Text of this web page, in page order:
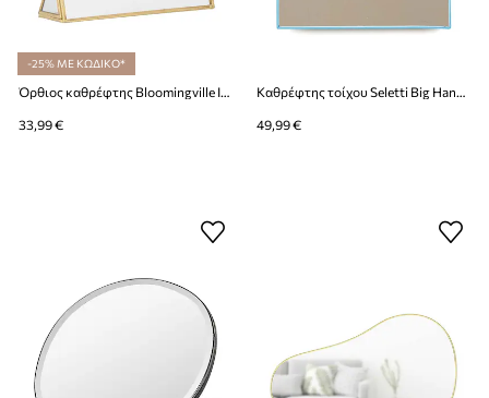
-25% ΜΕ ΚΩΔΙΚΟ*
Όρθιος καθρέφτης Bloomingville Inge
33,99 €
Καθρέφτης τοίχου Seletti Big Hands with Snakes 30 x 40 cm
49,99 €